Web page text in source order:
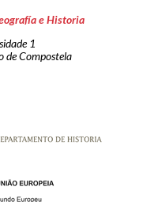
e Historia
1
de Compostela